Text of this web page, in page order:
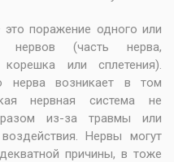
поражение одного или
нервов (часть нерва,
или сплетения).
нерва возникает в том
нервная система не
из-за травмы или
Нервы могут
причины, в тоже